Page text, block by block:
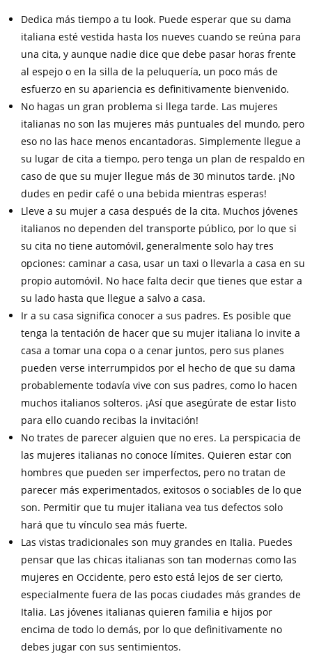
Dedica más tiempo a tu look. Puede esperar que su dama
italiana esté vestida hasta los nueves cuando se reúna para
una cita, y aunque nadie dice que debe pasar horas frente
al espejo o en la silla de la peluquería, un poco más de
esfuerzo en su apariencia es definitivamente bienvenido.
No hagas un gran problema si llega tarde. Las mujeres
italianas no son las mujeres más puntuales del mundo, pero
eso no las hace menos encantadoras. Simplemente llegue a
su lugar de cita a tiempo, pero tenga un plan de respaldo en
caso de que su mujer llegue más de 30 minutos tarde. ¡No
dudes en pedir café o una bebida mientras esperas!
Lleve a su mujer a casa después de la cita. Muchos jóvenes
italianos no dependen del transporte público, por lo que si
su cita no tiene automóvil, generalmente solo hay tres
opciones: caminar a casa, usar un taxi o llevarla a casa en su
propio automóvil. No hace falta decir que tienes que estar a
su lado hasta que llegue a salvo a casa.
Ir a su casa significa conocer a sus padres. Es posible que
tenga la tentación de hacer que su mujer italiana lo invite a
casa a tomar una copa o a cenar juntos, pero sus planes
pueden verse interrumpidos por el hecho de que su dama
probablemente todavía vive con sus padres, como lo hacen
muchos italianos solteros. ¡Así que asegúrate de estar listo
para ello cuando recibas la invitación!
No trates de parecer alguien que no eres. La perspicacia de
las mujeres italianas no conoce límites. Quieren estar con
hombres que pueden ser imperfectos, pero no tratan de
parecer más experimentados, exitosos o sociables de lo que
son. Permitir que tu mujer italiana vea tus defectos solo
hará que tu vínculo sea más fuerte.
Las vistas tradicionales son muy grandes en Italia. Puedes
pensar que las chicas italianas son tan modernas como las
mujeres en Occidente, pero esto está lejos de ser cierto,
especialmente fuera de las pocas ciudades más grandes de
Italia. Las jóvenes italianas quieren familia e hijos por
encima de todo lo demás, por lo que definitivamente no
debes jugar con sus sentimientos.